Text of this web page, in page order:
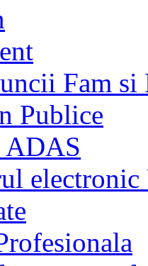
Fam si
Publice
ADAS
electronic